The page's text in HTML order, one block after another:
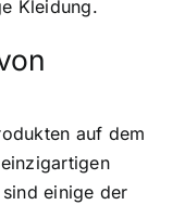
Kleidung.
auf dem
einige der